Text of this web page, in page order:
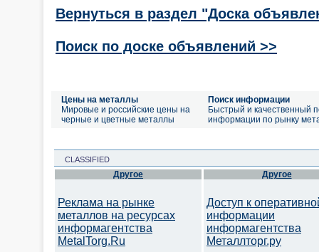
Вернуться в раздел "Доска
Поиск по доске объявлений >>
Цены на металлы
Мировые и российские цены на
черные и цветные металлы
Поиск информации
Быстрый и качественный
информации по рынку
CLASSIFIED
Другое
Реклама на рынке
металлов на ресурсах
информагентства
MetalTorg.Ru
Другое
Доступ к
информации
информагентства
Металлторг.ру